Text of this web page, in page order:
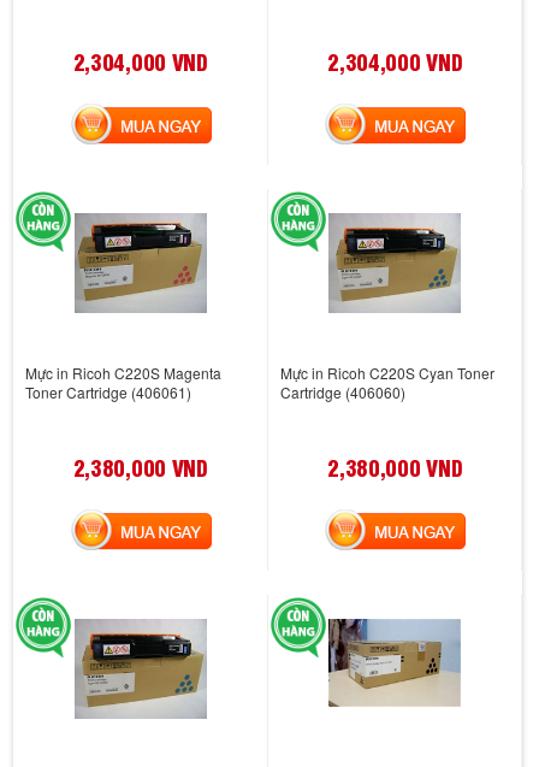
2,304,000 VND
MUA NGAY
2,304,000 VND
MUA NGAY
Mực in Ricoh C220S Magenta
Toner Cartridge (406061)
2,380,000 VND
MUA NGAY
Mực in Ricoh C220S Cyan Toner
Cartridge (406060)
2,380,000 VND
MUA NGAY